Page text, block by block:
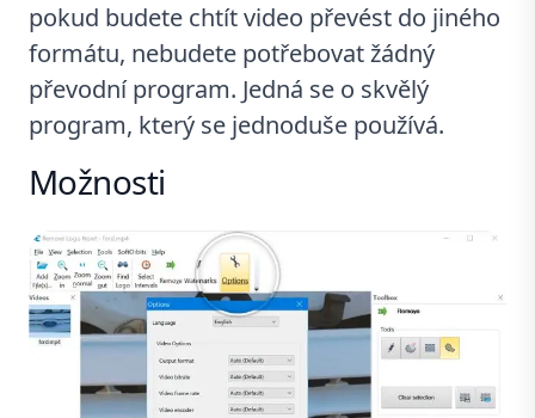
pokud budete chtít video převést do jiného
formátu, nebudete potřebovat žádný
převodní program. Jedná se o skvělý
program, který se jednoduše používá.
Možnosti